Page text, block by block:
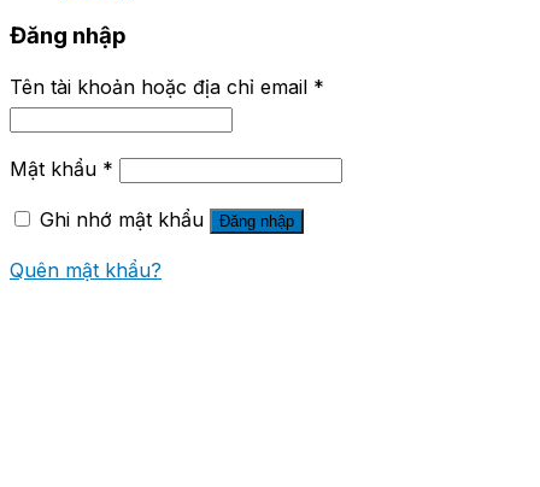
Đăng nhập
Tên tài khoản hoặc địa chỉ email *
Mật khẩu *
Ghi nhớ mật khẩu Đăng nhập
Quên mật khẩu?